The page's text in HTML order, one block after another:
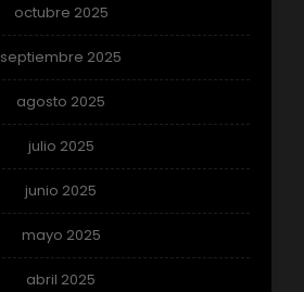
octubre 2025
septiembre 2025
agosto 2025
julio 2025
junio 2025
mayo 2025
abril 2025